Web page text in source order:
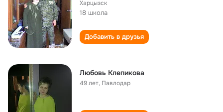
Харцызск
18 школа
Добавить в друзья
Любовь Клепикова
49 лет, Павлодар